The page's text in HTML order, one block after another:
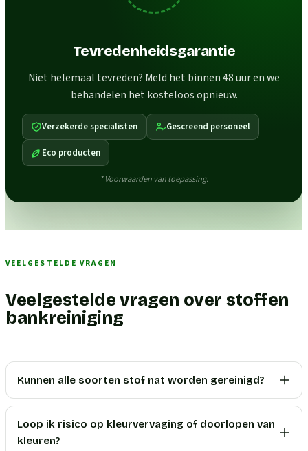
Tevredenheidsgarantie
Niet helemaal tevreden? Meld het binnen 48 uur en we
behandelen het kosteloos opnieuw.
Verzekerde specialisten Gescreend personeel
Eco producten
* Voorwaarden van toepassing.
VEELGESTELDE VRAGEN
Veelgestelde vragen over stoffen
bankreiniging
Kunnen alle soorten stof nat worden gereinigd?
Loop ik risico op kleurvervaging of doorlopen van
kleuren?